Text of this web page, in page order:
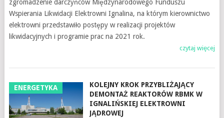
zgromadzenie darczyńców Międzynarodowego Funduszu
Wspierania Likwidacji Elektrowni Ignalina, na którym kierownictwo
elektrowni przedstawiło postępy w realizacji projektów
likwidacyjnych i programie prac na 2021 rok.
czytaj więcej
ENERGETYKA
KOLEJNY KROK PRZYBLIŻAJĄCY
DEMONTAŻ REAKTORÓW RBMK W
IGNALIŃSKIEJ ELEKTROWNI
JĄDROWEJ